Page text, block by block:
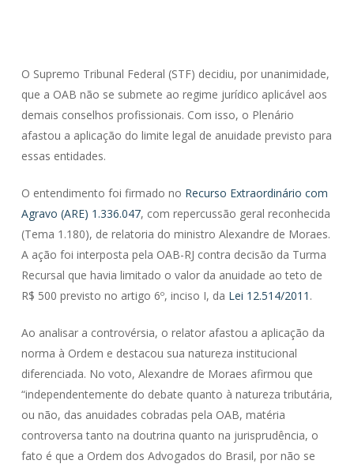
O Supremo Tribunal Federal (STF) decidiu, por unanimidade,
que a OAB não se submete ao regime jurídico aplicável aos
demais conselhos profissionais. Com isso, o Plenário
afastou a aplicação do limite legal de anuidade previsto para
essas entidades.
O entendimento foi firmado no Recurso Extraordinário com
Agravo (ARE) 1.336.047, com repercussão geral reconhecida
(Tema 1.180), de relatoria do ministro Alexandre de Moraes.
A ação foi interposta pela OAB-RJ contra decisão da Turma
Recursal que havia limitado o valor da anuidade ao teto de
R$ 500 previsto no artigo 6º, inciso I, da Lei 12.514/2011 .
Ao analisar a controvérsia, o relator afastou a aplicação da
norma à Ordem e destacou sua natureza institucional
diferenciada. No voto, Alexandre de Moraes afirmou que
“independentemente do debate quanto à natureza tributária,
ou não, das anuidades cobradas pela OAB, matéria
controversa tanto na doutrina quanto na jurisprudência, o
fato é que a Ordem dos Advogados do Brasil, por não se